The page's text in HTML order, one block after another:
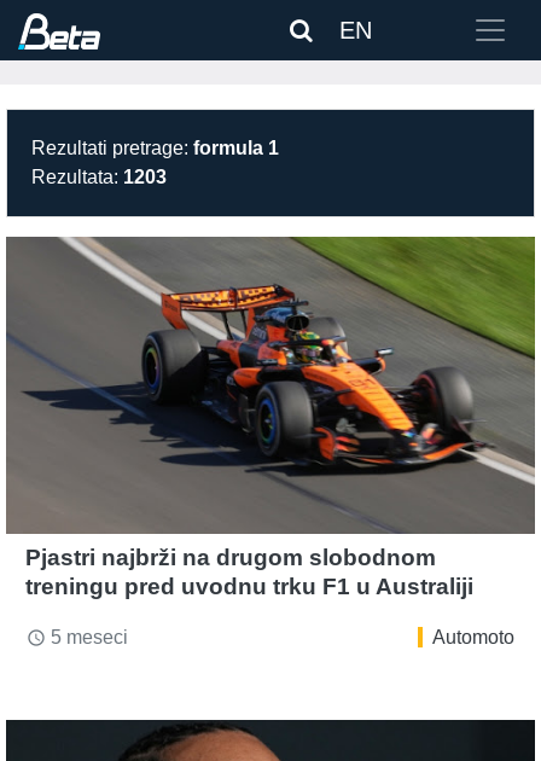
EN
Rezultati pretrage: formula 1
Rezultata: 1203
Pjastri najbrži na drugom slobodnom
treningu pred uvodnu trku F1 u Australiji
access_time 5 meseci Automoto